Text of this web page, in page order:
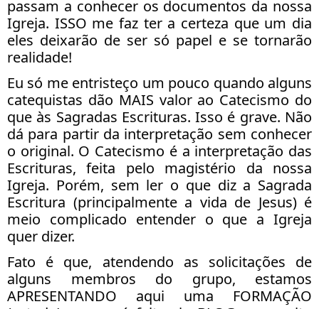
passam a conhecer os documentos da nossa
Igreja. ISSO me faz ter a certeza que um dia
eles deixarão de ser só papel e se tornarão
realidade!
Eu só me entristeço um pouco quando alguns
catequistas dão MAIS valor ao Catecismo do
que às Sagradas Escrituras. Isso é grave. Não
dá para partir da interpretação sem conhecer
o original. O Catecismo é a interpretação das
Escrituras, feita pelo magistério da nossa
Igreja. Porém, sem ler o que diz a Sagrada
Escritura (principalmente a vida de Jesus) é
meio complicado entender o que a Igreja
quer dizer.
Fato é que, atendendo as solicitações de
alguns membros do grupo, estamos
APRESENTANDO aqui uma FORMAÇÃO